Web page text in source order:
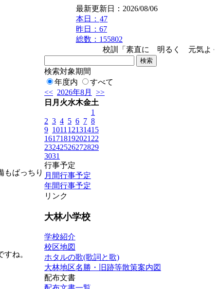
最新更新日：2026/08/06
本日： 47
昨日：67
総数：155802
校訓「素直に 明るく 元気よく」
もばっちり
ね。
検索対象期間
年度内
すべて
<< 2026年8月
>>
日 月 火水木金土
1
2 3 4 5 6 7 8
9 1011 12131415
161718192021 22
23242526272829
3031
行事予定
月間行事予定
年間行事予定
リンク
大林小学校
学校紹介
校区地図
ホタルの歌(歌詞と歌)
大林地区名勝・旧跡等散策案内図
配布文書